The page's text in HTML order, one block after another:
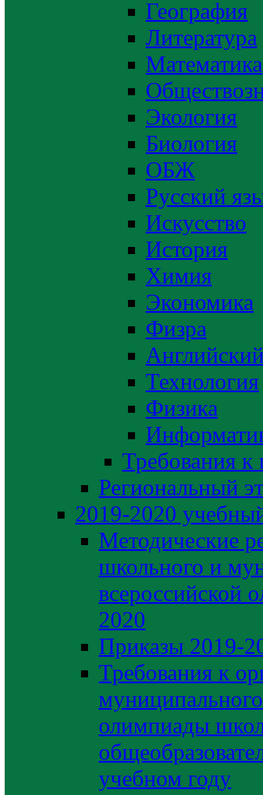
География
Литература
Математика
Экология
Биология
ОБЖ
Русский
Искусство
История
Химия
Экономика
Физра
Технология
Физика
Требования
Региональный
2019-2020
Методические
школьного и
всероссийской
2020
Приказы 2019-
Требования к
олимпиады
учебном году